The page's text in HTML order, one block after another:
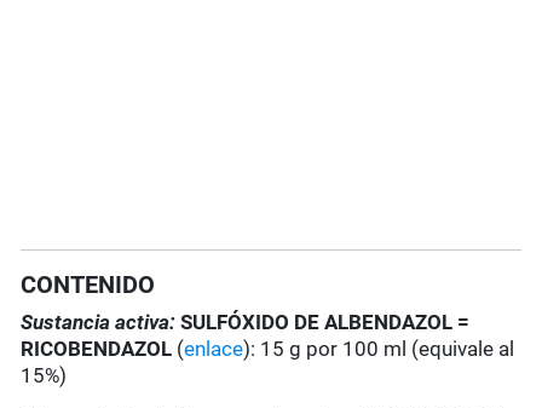
CONTENIDO
Sustancia activa: SULFÓXIDO DE ALBENDAZOL =
RICOBENDAZOL (enlace): 15 g por 100 ml (equivale al
15%)